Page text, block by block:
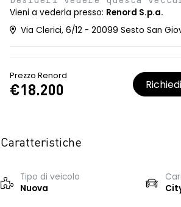
Vieni a vederla presso: Renord S.p.a.
Via Clerici, 6/12 - 20099 Sesto San
Prezzo Renord
€18.200
Caratteristiche
Tipo di veicolo
Nuova